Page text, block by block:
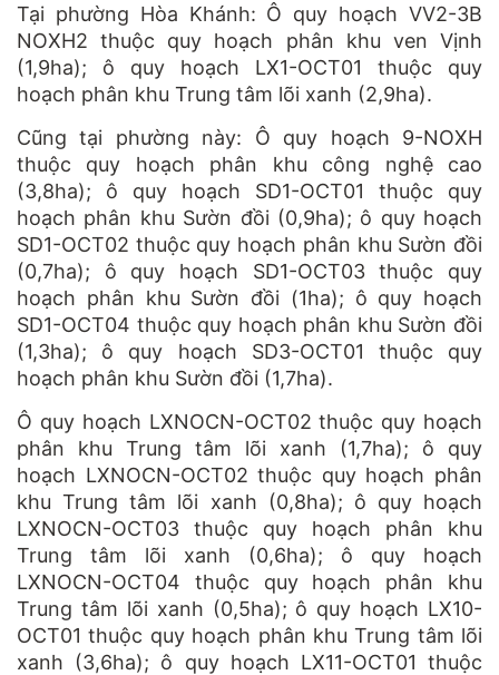
Tại phường Hòa Khánh: Ô quy hoạch VV2-3B
NOXH2 thuộc quy hoạch phân khu ven Vịnh
(1,9ha); ô quy hoạch LX1-OCT01 thuộc quy
hoạch phân khu Trung tâm lõi xanh (2,9ha).
Cũng tại phường này: Ô quy hoạch 9-NOXH
thuộc quy hoạch phân khu công nghệ cao
(3,8ha); ô quy hoạch SD1-OCT01 thuộc quy
hoạch phân khu Sườn đồi (0,9ha); ô quy hoạch
SD1-OCT02 thuộc quy hoạch phân khu Sườn đồi
(0,7ha); ô quy hoạch SD1-OCT03 thuộc quy
hoạch phân khu Sườn đồi (1ha); ô quy hoạch
SD1-OCT04 thuộc quy hoạch phân khu Sườn đồi
(1,3ha); ô quy hoạch SD3-OCT01 thuộc quy
hoạch phân khu Sườn đồi (1,7ha).
Ô quy hoạch LXNOCN-OCT02 thuộc quy hoạch
phân khu Trung tâm lõi xanh (1,7ha); ô quy
hoạch LXNOCN-OCT02 thuộc quy hoạch phân
khu Trung tâm lõi xanh (0,8ha); ô quy hoạch
LXNOCN-OCT03 thuộc quy hoạch phân khu
Trung tâm lõi xanh (0,6ha); ô quy hoạch
LXNOCN-OCT04 thuộc quy hoạch phân khu
Trung tâm lõi xanh (0,5ha); ô quy hoạch LX10-
OCT01 thuộc quy hoạch phân khu Trung tâm lõi
xanh (3,6ha); ô quy hoạch LX11-OCT01 thuộc